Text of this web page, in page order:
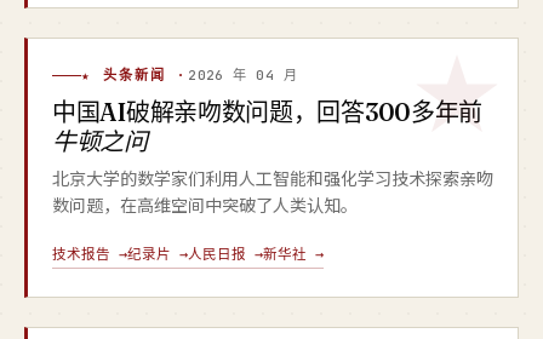
★ 头条新闻 · 2026 年 04 月
中国AI破解亲吻数问题，回答300多年前
牛顿之问
北京大学的数学家们利用人工智能和强化学习技术探索亲吻
数问题，在高维空间中突破了人类认知。
技术报告 →纪录片 →人民日报 →新华社 →